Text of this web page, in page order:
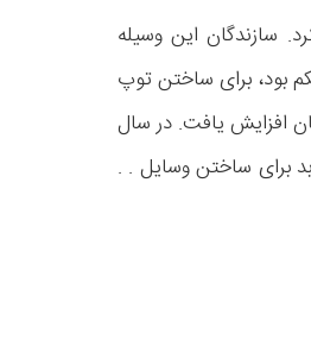
کرد. سازندگان این وسیله
بود، برای ساختن توپ
افزایش یافت. در سال
برای ساختن وسایل . .